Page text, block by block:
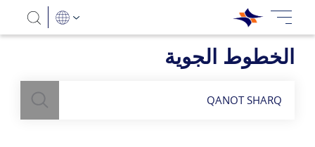
الخطوط الجوية